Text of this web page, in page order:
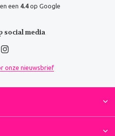
een 4.4op Google
social media
onze nieuwsbrief